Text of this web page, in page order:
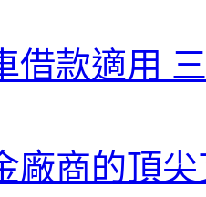
借款適用
廠商的頂